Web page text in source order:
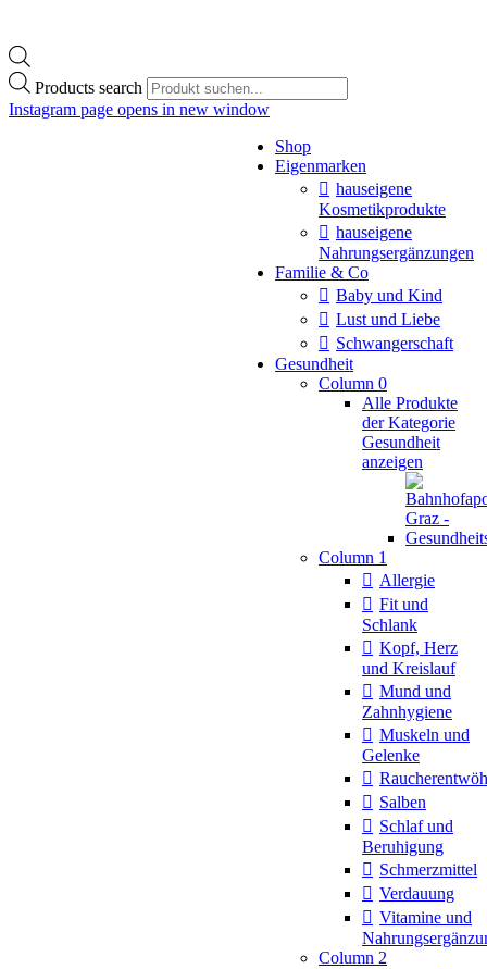
Products search
Instagram page opens in new window
Shop
Eigenmarken
hauseigene
Kosmetikprodukte
hauseigene
Nahrungsergänzungen
Familie & Co
Baby und Kind
Lust und Liebe
Schwangerschaft
Gesundheit
Column 0
Alle Produkte
der Kategorie
Gesundheit
anzeigen
Column 1
Allergie
Fit und
Schlank
Kopf, Herz
und Kreislauf
Mund und
Zahnhygiene
Muskeln und
Gelenke
Salben
Schlaf und
Beruhigung
Schmerzmittel
Verdauung
Vitamine und
Column 2